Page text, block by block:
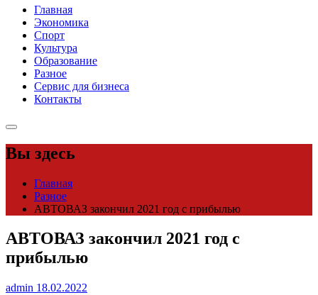
Главная
Экономика
Спорт
Культура
Образование
Разное
Сервис для бизнеса
Контакты
Вы здесь
Главная
Разное
АВТОВАЗ закончил 2021 год с прибылью
АВТОВАЗ закончил 2021 год с
прибылью
admin 18.02.2022